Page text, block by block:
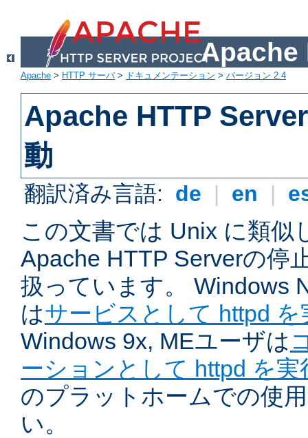
Apache
Apache > HTTP サーバ> ドキュメンテーション > バージョン 2.4
Apache HTTP
動
翻訳済み言語: de | en |
この文書では Unix に類似
Apache HTTP Serverの停
扱っています。 Windows
はサービスとして httpd を
Windows 9x, MEユーザは
ーションとして httpd を実
のプラットホームでの使
い。